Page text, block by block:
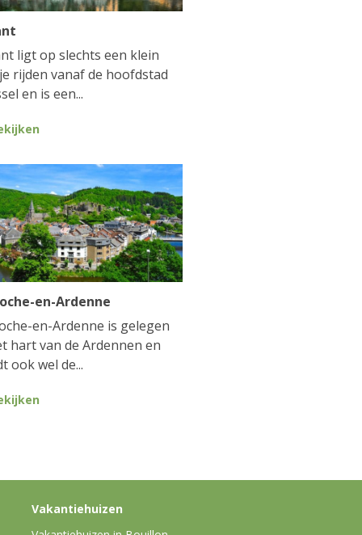
ligt op slechts een klein
rijden vanaf de hoofdstad
en is een...
en-Ardenne
en-Ardenne is gelegen
hart van de Ardennen en
ook wel de...
Vakantiehuizen